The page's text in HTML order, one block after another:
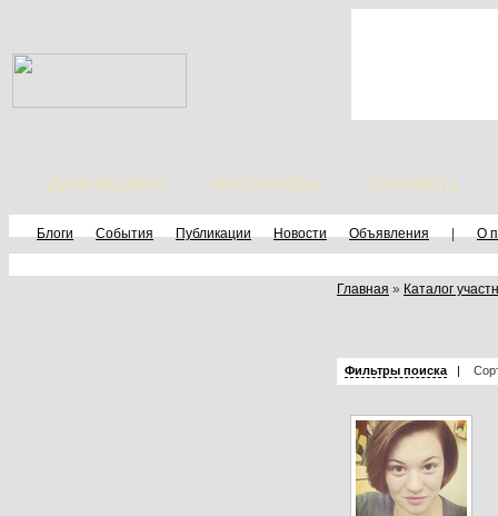
Дети модели Фотографы Стилисты
Блоги События Публикации Новости Объявления | О
Главная » Каталог
Фильтры поиска |